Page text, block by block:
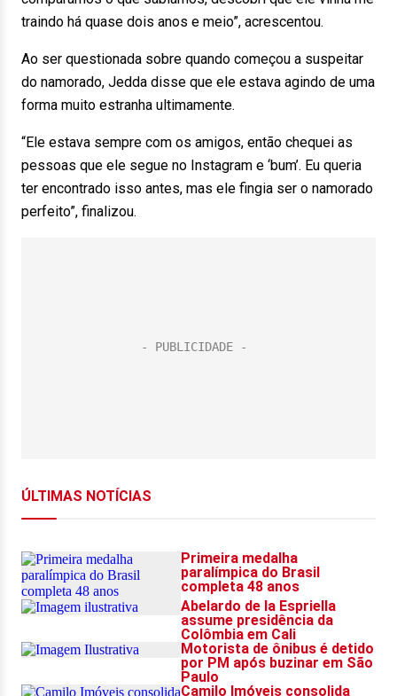
traindo há quase dois anos e meio”, acrescentou.
Ao ser questionada sobre quando começou a suspeitar
do namorado, Jedda disse que ele estava agindo de uma
forma muito estranha ultimamente.
“Ele estava sempre com os amigos, então chequei as
pessoas que ele segue no Instagram e ‘bum’. Eu queria
ter encontrado isso antes, mas ele fingia ser o namorado
perfeito”, finalizou.